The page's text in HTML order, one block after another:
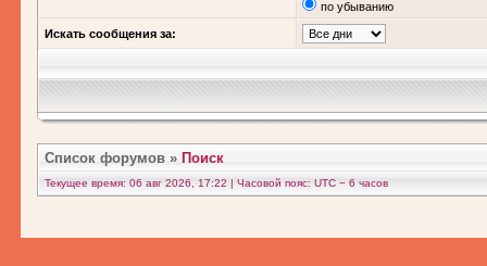
по убыванию
Искать сообщения за:
Список форумов » Поиск
Текущее время: 06 авг 2026, 17:22 | Часовой пояс: UTC − 6 часов